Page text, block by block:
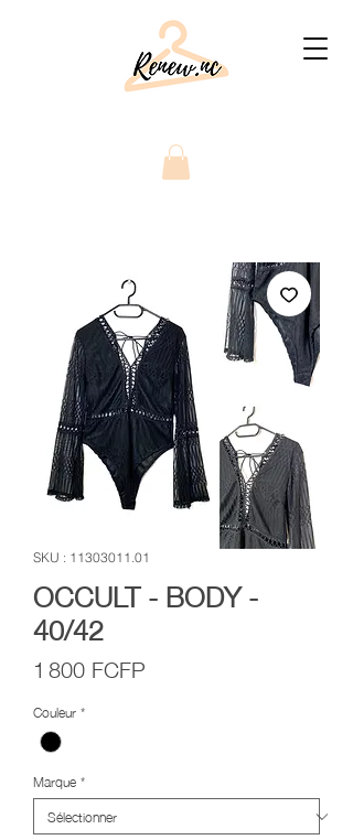
SKU : 11303011.01
OCCULT - BODY -
40/42
1 800 FCFP
Couleur*
Marque*